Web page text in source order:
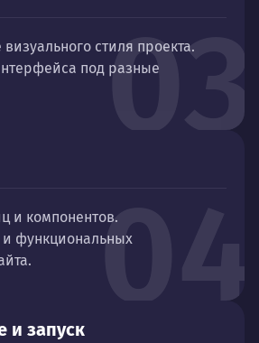
03
стиля проекта.
под разные
04
и компонентов.
и функциональных
и запуск